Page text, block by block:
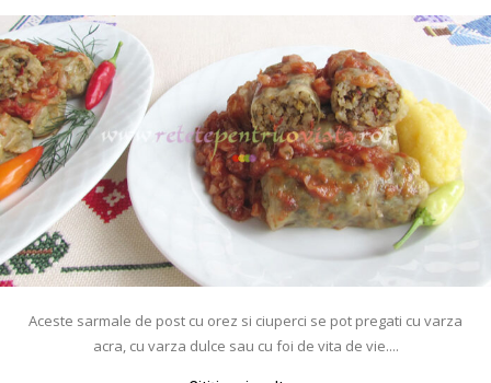
Aceste sarmale de post cu orez si ciuperci se pot pregati cu varza
acra, cu varza dulce sau cu foi de vita de vie....